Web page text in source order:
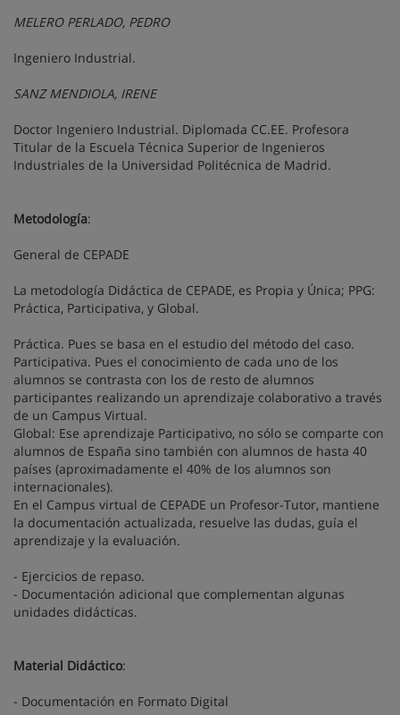
MELERO PERLADO, PEDRO
Ingeniero Industrial.
SANZ MENDIOLA, IRENE
Doctor Ingeniero Industrial. Diplomada CC.EE. Profesora
Titular de la Escuela Técnica Superior de Ingenieros
Industriales de la Universidad Politécnica de Madrid.
Metodología:
General de CEPADE
La metodología Didáctica de CEPADE, es Propia y Única; PPG:
Práctica, Participativa, y Global.
Práctica. Pues se basa en el estudio del método del caso.
Participativa. Pues el conocimiento de cada uno de los
alumnos se contrasta con los de resto de alumnos
participantes realizando un aprendizaje colaborativo a través
de un Campus Virtual.
Global: Ese aprendizaje Participativo, no sólo se comparte con
alumnos de España sino también con alumnos de hasta 40
países (aproximadamente el 40% de los alumnos son
internacionales).
En el Campus virtual de CEPADE un Profesor-Tutor, mantiene
la documentación actualizada, resuelve las dudas, guía el
aprendizaje y la evaluación.
- Ejercicios de repaso.
- Documentación adicional que complementan algunas
unidades didácticas.
Material Didáctico:
- Documentación en Formato Digital